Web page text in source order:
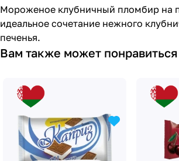
Мороженое клубничный пломбир на
идеальное сочетание нежного
печенья.
Вам также может понравиться